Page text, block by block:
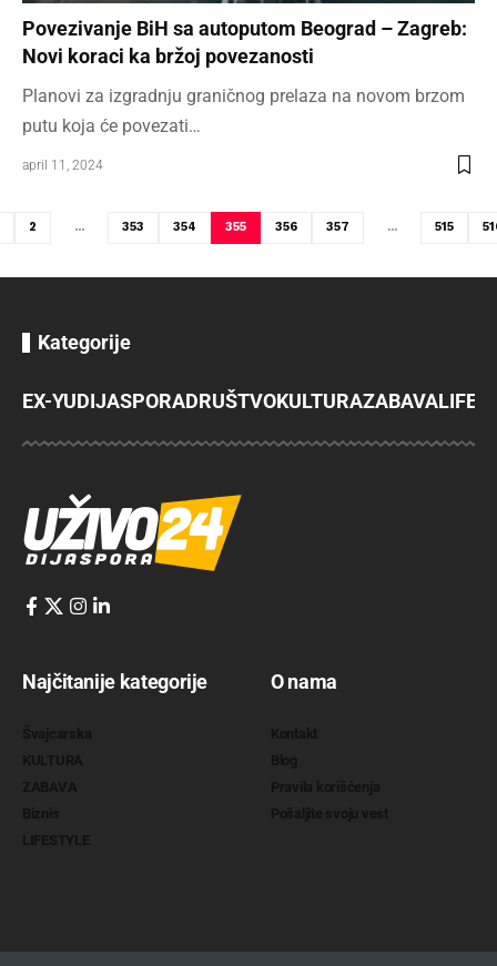
Povezivanje BiH sa autoputom Beograd – Zagreb:
Novi koraci ka bržoj povezanosti
Planovi za izgradnju graničnog prelaza na novom brzom
putu koja će povezati…
april 11, 2024
2 … 353 354 355 356 357 … 515
Kategorije
EX-YUDIJASPORADRUŠTVOKULTURAZABAVA
Najčitanije kategorije O nama